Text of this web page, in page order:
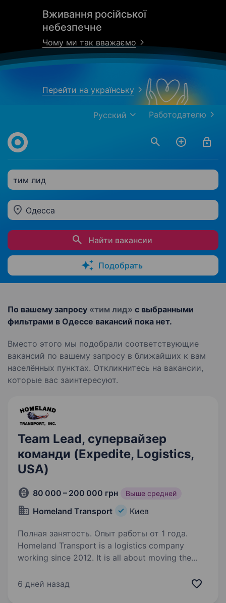
Вживання російської
небезпечне
Чому ми так вважаємо
Перейти на українську
Работодателю
Русский
тим лид
Одесса
Найти вакансии
Подобрать
По вашему запросу «тим лид» с выбранными
фильтрами в Одессе вакансий пока нет.
Вместо этого мы подобрали соответствующие
вакансий по вашему запросу в ближайших к вам
населённых пунктах. Откликнитесь на вакансии,
которые вас заинтересуют.
Team Lead, супервайзер
команди (Expedite, Logistics,
USA)
80 000 – 200 000 грн Выше средней
Homeland Transport Киев
Полная занятость. Опыт работы от 1 года.
Homeland Transport is a logistics company
working since 2012. It is all about moving the
Giving top service to our clients. Do you have
6 дней назад